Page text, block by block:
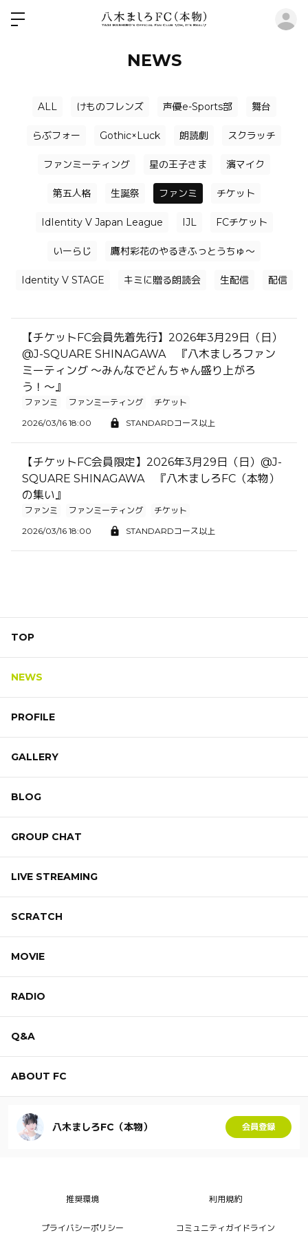
NEWS
ALL けものフレンズ 声優e-Sports部 舞台
らぶフォー Gothic×Luck 朗読劇 スクラッチ
ファンミーティング 星の王子さま 濱マイク
第五人格 生誕祭 ファンミ チケット
IdIentity V Japan League IJL FCチケット
いーらじ 鷹村彩花のやるきふっとうちゅ〜
Identity V STAGE キミに贈る朗読会 生配信 配信
【チケットFC会員先着先行】2026年3月29日（日）
@J-SQUARE SHINAGAWA 『八木ましろファン
ミーティング 〜みんなでどんちゃん盛り上がろ
う！〜』
ファンミ ファンミーティング
チケット
2026/03/16 18:00
STANDARDコース以上
【チケットFC会員限定】2026年3月29日（日）@J-
SQUARE SHINAGAWA 『八木ましろFC（本物）
の集い』
ファンミ ファンミーティング
チケット
2026/03/16 18:00
STANDARDコース以上
TOP
NEWS
PROFILE
GALLERY
BLOG
GROUP CHAT
LIVE STREAMING
SCRATCH
MOVIE
RADIO
Q&A
ABOUT FC
八木ましろFC（本物） 会員登録
推奨環境 利用規約
プライバシーポリシー コミュニティガイドライン